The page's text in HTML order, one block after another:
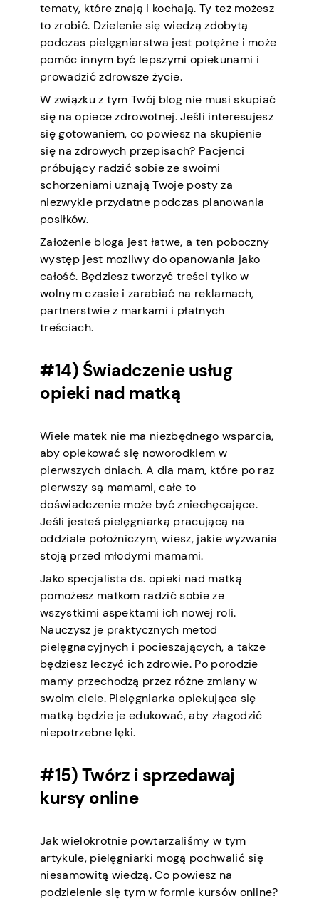
tematy, które znają i kochają. Ty też możesz
to zrobić. Dzielenie się wiedzą zdobytą
podczas pielęgniarstwa jest potężne i może
pomóc innym być lepszymi opiekunami i
prowadzić zdrowsze życie.
W związku z tym Twój blog nie musi skupiać
się na opiece zdrowotnej. Jeśli interesujesz
się gotowaniem, co powiesz na skupienie
się na zdrowych przepisach? Pacjenci
próbujący radzić sobie ze swoimi
schorzeniami uznają Twoje posty za
niezwykle przydatne podczas planowania
posiłków.
Założenie bloga jest łatwe, a ten poboczny
występ jest możliwy do opanowania jako
całość. Będziesz tworzyć treści tylko w
wolnym czasie i zarabiać na reklamach,
partnerstwie z markami i płatnych
treściach.
#14) Świadczenie usług
opieki nad matką
Wiele matek nie ma niezbędnego wsparcia,
aby opiekować się noworodkiem w
pierwszych dniach. A dla mam, które po raz
pierwszy są mamami, całe to
doświadczenie może być zniechęcające.
Jeśli jesteś pielęgniarką pracującą na
oddziale położniczym, wiesz, jakie wyzwania
stoją przed młodymi mamami.
Jako specjalista ds. opieki nad matką
pomożesz matkom radzić sobie ze
wszystkimi aspektami ich nowej roli.
Nauczysz je praktycznych metod
pielęgnacyjnych i pocieszających, a także
będziesz leczyć ich zdrowie. Po porodzie
mamy przechodzą przez różne zmiany w
swoim ciele. Pielęgniarka opiekująca się
matką będzie je edukować, aby złagodzić
niepotrzebne lęki.
#15) Twórz i sprzedawaj
kursy online
Jak wielokrotnie powtarzaliśmy w tym
artykule, pielęgniarki mogą pochwalić się
niesamowitą wiedzą. Co powiesz na
podzielenie się tym w formie kursów online?